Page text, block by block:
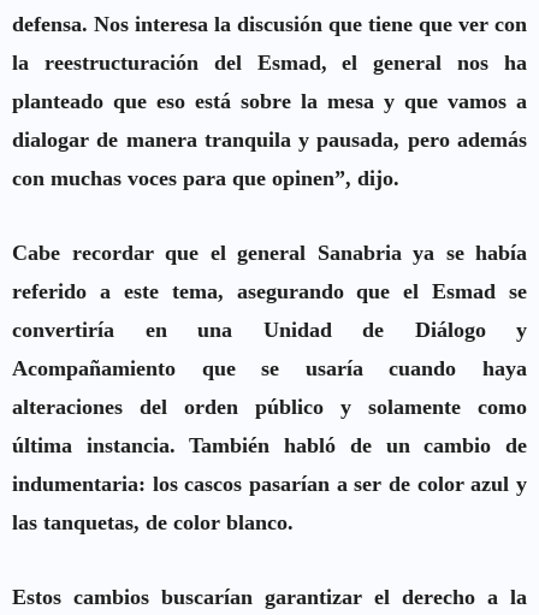
defensa. Nos interesa la discusión que tiene que ver con
la reestructuración del Esmad, el general nos ha
planteado que eso está sobre la mesa y que vamos a
dialogar de manera tranquila y pausada, pero además
con muchas voces para que opinen”, dijo.
Cabe recordar que el general Sanabria ya se había
referido a este tema, asegurando que el Esmad se
convertiría en una Unidad de Diálogo y
Acompañamiento que se usaría cuando haya
alteraciones del orden público y solamente como
última instancia. También habló de un cambio de
indumentaria: los cascos pasarían a ser de color azul y
las tanquetas, de color blanco.
Estos cambios buscarían garantizar el derecho a la